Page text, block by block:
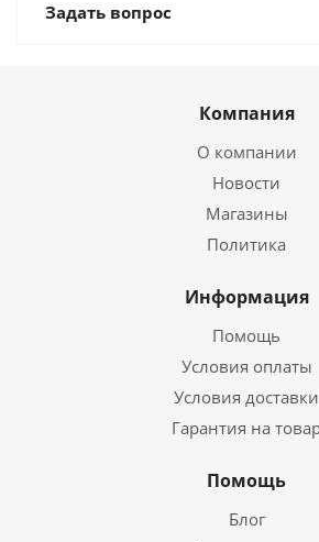
Задать вопрос
Компания
О компании
Новости
Магазины
Политика
Информация
Помощь
Условия оплаты
Условия доставки
Гарантия на
Помощь
Блог